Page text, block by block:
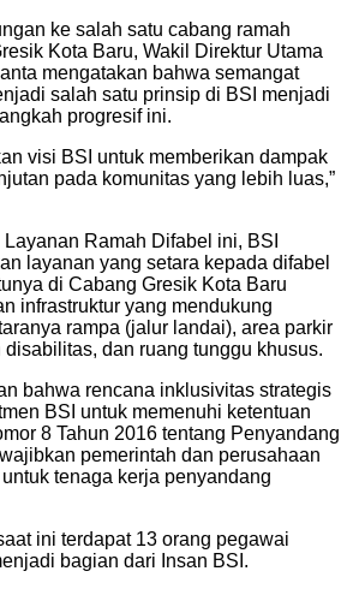
ke salah satu cabang ramah
Kota Baru, Wakil Direktur Utama
mengatakan bahwa semangat
salah satu prinsip di BSI menjadi
progresif ini.
visi BSI untuk memberikan dampak
pada komunitas yang lebih luas,”
Ramah Difabel ini, BSI
layanan yang setara kepada difabel
di Cabang Gresik Kota Baru
infrastruktur yang mendukung
rampa (jalur landai), area parkir
disabilitas, dan ruang tunggu khusus.
bahwa rencana inklusivitas strategis
BSI untuk memenuhi ketentuan
8 Tahun 2016 tentang Penyandang
pemerintah dan perusahaan
tenaga kerja penyandang
ini terdapat 13 orang pegawai
bagian dari Insan BSI.